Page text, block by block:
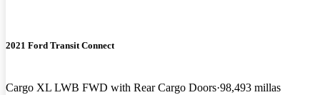
2021 Ford Transit Connect
Cargo XL LWB FWD with Rear Cargo Doors 98,493 millas